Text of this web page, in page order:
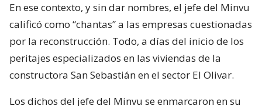
En ese contexto, y sin dar nombres, el jefe del Minvu
calificó como “chantas” a las empresas cuestionadas
por la reconstrucción. Todo, a días del inicio de los
peritajes especializados en las viviendas de la
constructora San Sebastián en el sector El Olivar.
Los dichos del jefe del Minvu se enmarcaron en su